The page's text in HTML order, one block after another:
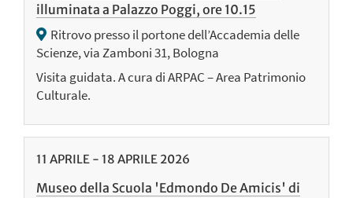
illuminata a Palazzo Poggi, ore 10.15
Ritrovo presso il portone dell’Accademia delle
Scienze, via Zamboni 31, Bologna
Visita guidata. A cura di ARPAC – Area Patrimonio
Culturale.
11 APRILE - 18 APRILE 2026
Museo della Scuola 'Edmondo De Amicis' di